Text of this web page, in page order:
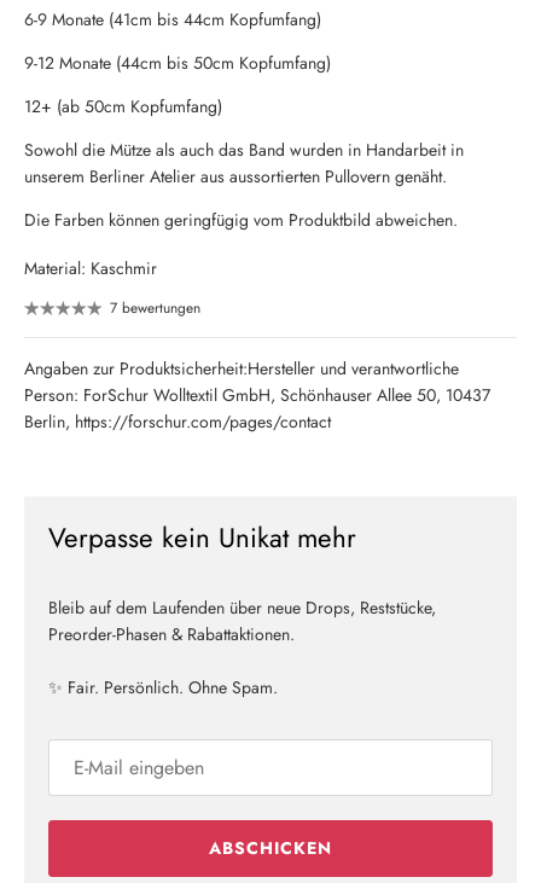
6-9 Monate (41cm bis 44cm Kopfumfang)
9-12 Monate (44cm bis 50cm Kopfumfang)
12+ (ab 50cm Kopfumfang)
Sowohl die Mütze als auch das Band wurden in Handarbeit in
unserem Berliner Atelier aus aussortierten Pullovern genäht.
Die Farben können geringfügig vom Produktbild abweichen.
Material: Kaschmir
7 bewertungen
Angaben zur Produktsicherheit:Hersteller und verantwortliche
Person: ForSchur Wolltextil GmbH, Schönhauser Allee 50, 10437
Berlin, https://forschur.com/pages/contact
Verpasse kein Unikat mehr
Bleib auf dem Laufenden über neue Drops, Reststücke,
Preorder-Phasen & Rabattaktionen.
✨ Fair. Persönlich. Ohne Spam.
ABSCHICKEN